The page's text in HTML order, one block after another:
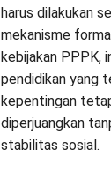
harus dilakukan
mekanisme
kebijakan PPPK,
pendidikan yang
kepentingan
diperjuangkan
stabilitas sosial.